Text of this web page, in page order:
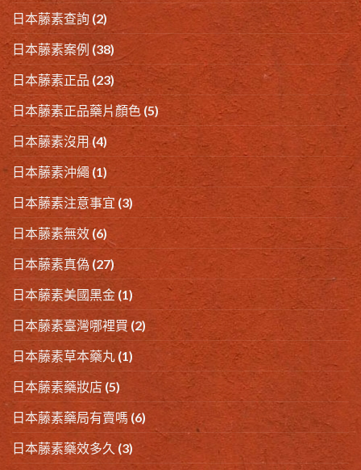
日本藤素查詢 (2)
日本藤素案例 (38)
日本藤素正品 (23)
日本藤素正品藥片顏色 (5)
日本藤素沒用(4)
日本藤素沖繩 (1)
日本藤素注意事宜 (3)
日本藤素無效 (6)
日本藤素真偽 (27)
日本藤素美國黑金 (1)
日本藤素臺灣哪裡買 (2)
日本藤素草本藥丸 (1)
日本藤素藥妝店 (5)
日本藤素藥局有賣嗎 (6)
日本藤素藥效多久 (3)